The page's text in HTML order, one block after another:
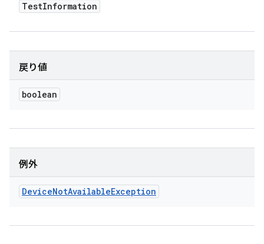
TestInformation
戻り値
boolean
例外
DeviceNotAvailableException